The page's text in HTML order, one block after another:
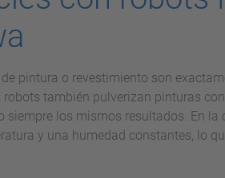
pintura o revestimiento son
también pulverizan pinturas
siempre los mismos resultados. En
y una humedad constantes, lo